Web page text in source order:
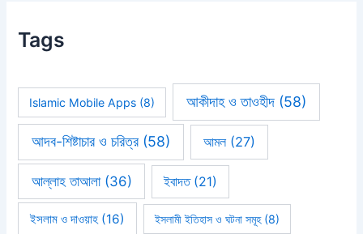
Tags
Islamic Mobile Apps (8) আকীদাহ ও তাওহীদ(58)
আদব-শিষ্টাচার ও চরিত্র(58) আমল(27)
আল্লাহ তাআলা(36) ইবাদত(21)
ইসলাম ও দাওয়াহ (16) ইসলামী ইতিহাস ও ঘটনা সমূহ(8)